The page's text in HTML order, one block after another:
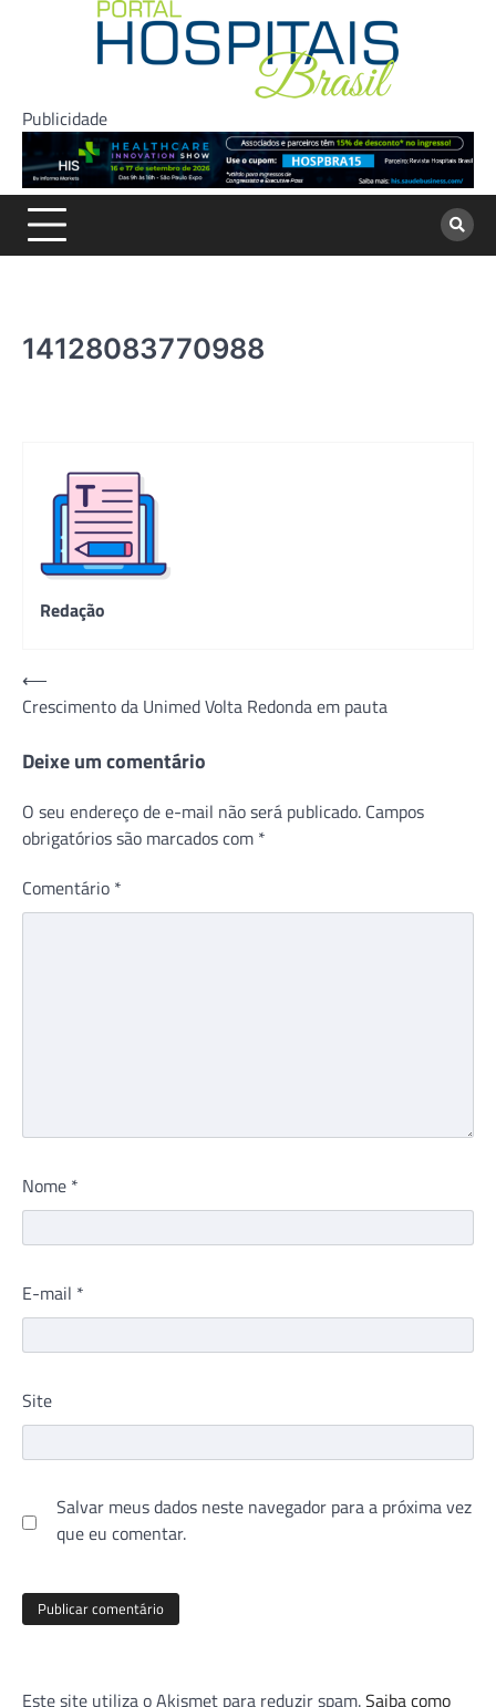
Publicidade
14128083770988
Redação
Navegação
de
Post
⟵
Crescimento da Unimed Volta Redonda em pauta
Deixe um comentário
O seu endereço de e-mail não será publicado. Campos
obrigatórios são marcados com *
Comentário *
Nome *
E-mail *
Site
Salvar meus dados neste navegador para a próxima vez
que eu comentar.
Este site utiliza o Akismet para reduzir spam.Saiba como